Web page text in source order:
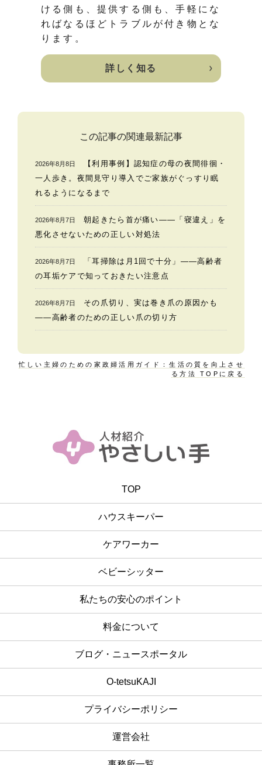
ける側も、提供する側も、手軽にな
ればなるほどトラブルが付き物とな
ります。
詳しく知る
この記事の関連最新記事
2026年8月8日
【利用事例】認知症の母の夜間徘徊・
一人歩き。夜間見守り導入でご家族がぐっすり眠
れるようになるまで
2026年8月7日
朝起きたら首が痛い——「寝違え」を
悪化させないための正しい対処法
2026年8月7日
「耳掃除は月1回で十分」——高齢者
の耳垢ケアで知っておきたい注意点
2026年8月7日
その爪切り、実は巻き爪の原因かも
——高齢者のための正しい爪の切り方
忙しい主婦のための家政婦活用ガイド：生活の質を向上させ
る方法 TOPに戻る
TOP
ハウスキーパー
ケアワーカー
ベビーシッター
私たちの安心のポイント
料金について
ブログ・ニュースポータル
O-tetsuKAJI
プライバシーポリシー
運営会社